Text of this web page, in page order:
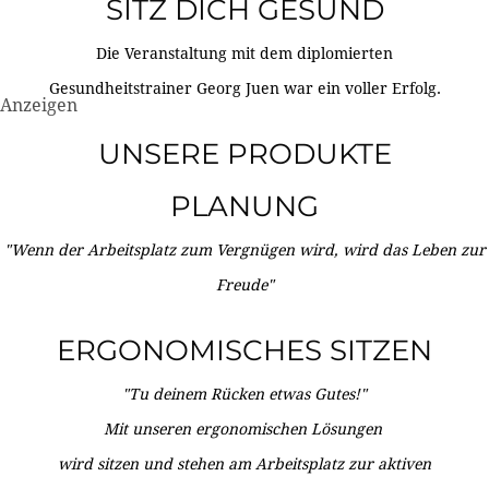
SITZ DICH GESUND
Die Veranstaltung mit dem diplomierten
Gesundheitstrainer Georg Juen war ein voller Erfolg.
Anzeigen
UNSERE PRODUKTE
PLANUNG
"Wenn der Arbeitsplatz zum Vergnügen wird, wird das Leben zur
Freude"
ERGONOMISCHES SITZEN
"Tu deinem Rücken etwas Gutes!"
Mit unseren ergonomischen Lösungen
wird sitzen und stehen am Arbeitsplatz zur aktiven